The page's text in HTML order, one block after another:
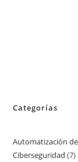
Categorías
Automatización
Ciberseguridad 77